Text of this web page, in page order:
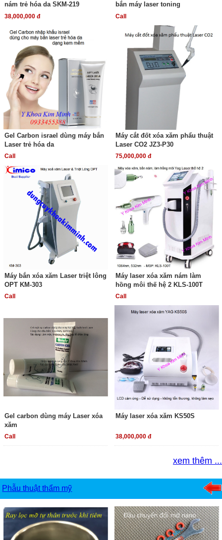
nám trẻ hóa da SKM-219
38,000,000 đ
bắn máy laser toning
Call
Gel Carbon israel dùng máy bắn
Laser trẻ hóa da
Call
Máy cắt đốt xóa xăm phẩu thuật
Laser CO2 JZ3-P30
75,000,000 đ
Máy bắn xóa xăm Laser triệt lông
OPT KM-303
Call
Máy laser xóa xăm nám làm
hồng môi thế hệ 2 KLS-100T
Call
Gel carbon dùng máy Laser xóa
xăm
Call
Máy laser xóa xăm KS50S
38,000,000 đ
xem thêm ...
Phẫu thuật thẩm mỹ